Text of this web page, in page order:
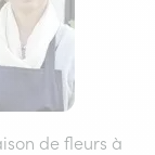
de fleurs à